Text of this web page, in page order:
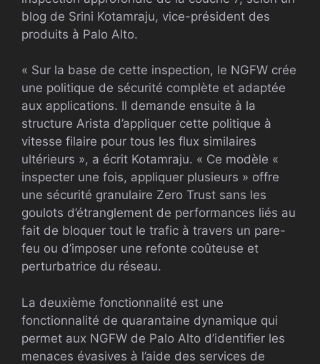
blog de Srini Kotamraju, vice-président des
produits à Palo Alto.
« Sur la base de cette inspection, le NGFW crée
une politique de sécurité complète et adaptée
aux applications. Il demande ensuite à la
structure Arista d’appliquer cette politique à
vitesse filaire pour tous les flux similaires
ultérieurs », a écrit Kotamraju. « Ce modèle «
inspecter une fois, appliquer plusieurs » offre
une sécurité granulaire Zero Trust sans les
goulots d’étranglement de performances liés au
fait de bloquer tout le trafic à travers un pare-
feu ou d’imposer une refonte coûteuse et
perturbatrice du réseau.
La deuxième fonctionnalité est une
fonctionnalité de quarantaine dynamique qui
permet aux NGFW de Palo Alto d’identifier les
menaces évasives à l’aide des services de